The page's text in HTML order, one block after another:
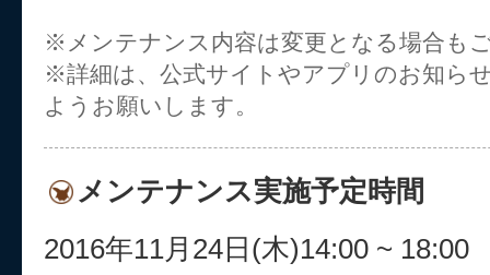
※メンテナンス内容は変更となる場合も
※詳細は、公式サイトやアプリのお知ら
ようお願いします。
メンテナンス実施予定時間
2016年11月24日(木)14:00 ~ 18:00